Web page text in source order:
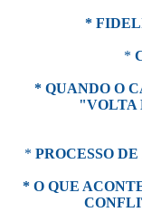
*
*
* QUANDO O
"VOLTA
* PROCESSO
* O QUE